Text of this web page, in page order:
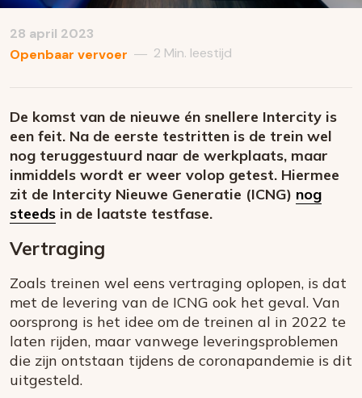
28 april 2023
Openbaar vervoer — 2 Min. leestijd
De komst van de nieuwe én snellere Intercity is
een feit. Na de eerste testritten is de trein wel
nog teruggestuurd naar de werkplaats, maar
inmiddels wordt er weer volop getest. Hiermee
zit de Intercity Nieuwe Generatie (ICNG) nog
steeds in de laatste testfase.
Vertraging
Zoals treinen wel eens vertraging oplopen, is dat
met de levering van de ICNG ook het geval. Van
oorsprong is het idee om de treinen al in 2022 te
laten rijden, maar vanwege leveringsproblemen
die zijn ontstaan tijdens de coronapandemie is dit
uitgesteld.